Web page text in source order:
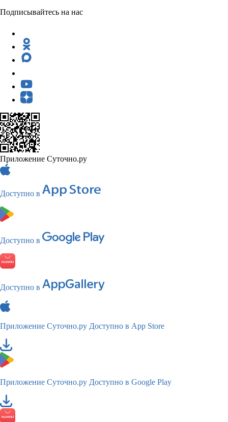
Подписывайтесь на нас
Приложение Суточно.ру
Доступно в
Доступно в
Доступно в
Приложение Суточно.ру Доступно в App Store
Приложение Суточно.ру Доступно в Google Play